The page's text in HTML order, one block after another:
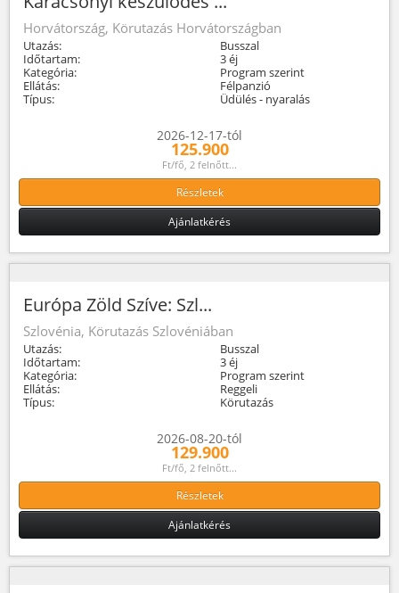
Horvátország, Körutazás Horvátországban
Utazás:
Busszal
Időtartam:
3 éj
Kategória:
Program szerint
Ellátás:
Félpanzió
Típus:
Üdülés - nyaralás
2026-12-17-tól
125.900
Ft/fő, 2 felnőtt...
Részletek
Ajánlatkérés
Európa Zöld Szíve: Szl...
Szlovénia, Körutazás Szlovéniában
Utazás:
Busszal
Időtartam:
3 éj
Kategória:
Program szerint
Ellátás:
Reggeli
Típus:
Körutazás
2026-08-20-tól
129.900
Ft/fő, 2 felnőtt...
Részletek
Ajánlatkérés